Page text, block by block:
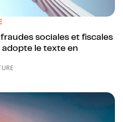
sociales et fiscales :
sociales et fiscales
adopte le texte en